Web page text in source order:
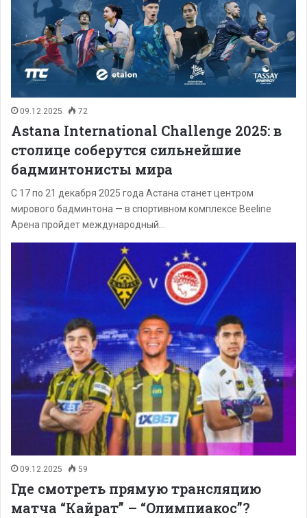
09.12.2025 72
Astana International Challenge 2025: в
столице соберутся сильнейшие
бадминтонисты мира
С 17 по 21 декабря 2025 года Астана станет центром
мирового бадминтона — в спортивном комплексе Beeline
Арена пройдет международный…
09.12.2025 59
Где смотреть прямую трансляцию
матча “Кайрат” – “Олимпиакос”?